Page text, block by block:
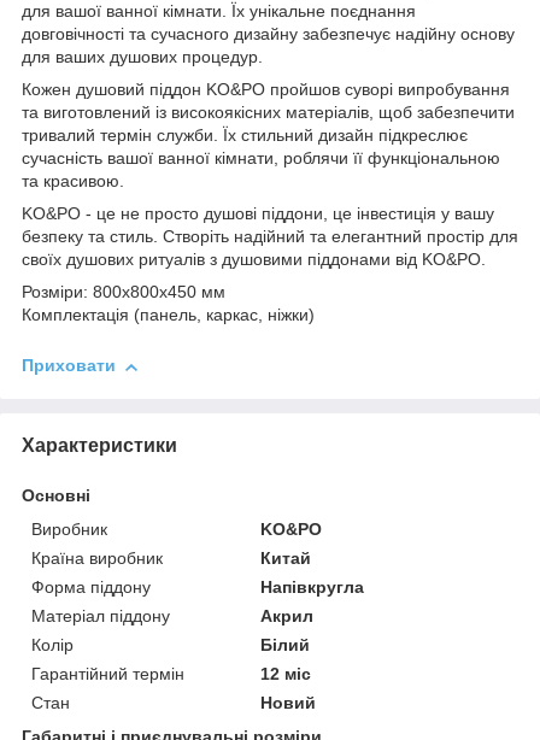
для вашої ванної кімнати. Їх унікальне поєднання
довговічності та сучасного дизайну забезпечує надійну основу
для ваших душових процедур.
Кожен душовий піддон KO&PO пройшов суворі випробування
та виготовлений із високоякісних матеріалів, щоб забезпечити
тривалий термін служби. Їх стильний дизайн підкреслює
сучасність вашої ванної кімнати, роблячи її функціональною
та красивою.
KO&PO - це не просто душові піддони, це інвестиція у вашу
безпеку та стиль. Створіть надійний та елегантний простір для
своїх душових ритуалів з душовими піддонами від KO&PO.
Розміри: 800х800х450 мм
Комплектація (панель, каркас, ніжки)
Приховати
Характеристики
Основні
Виробник
KO&PO
Країна виробник
Китай
Форма піддону
Напівкругла
Матеріал піддону
Акрил
Колір
Білий
Гарантійний термін
12 міс
Стан
Новий
Габаритні і приєднувальні розміри